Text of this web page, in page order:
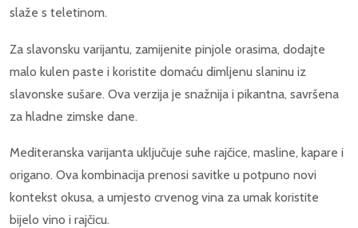
slaže s teletinom.
Za slavonsku varijantu, zamijenite pinjole orasima, dodajte
malo kulen paste i koristite domaću dimljenu slaninu iz
slavonske sušare. Ova verzija je snažnija i pikantna, savršena
za hladne zimske dane.
Mediteranska varijanta uključuje suhe rajčice, masline, kapare i
origano. Ova kombinacija prenosi savitke u potpuno novi
kontekst okusa, a umjesto crvenog vina za umak koristite
bijelo vino i rajčicu.